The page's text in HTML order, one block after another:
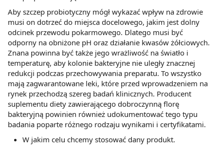
Aby szczep probiotyczny mógł wykazać wpływ na zdrowie
musi on dotrzeć do miejsca docelowego, jakim jest dolny
odcinek przewodu pokarmowego. Dlatego musi być
odporny na obniżone pH oraz działanie kwasów żółciowych.
Znana powinna być także jego wrażliwość na światło i
temperaturę, aby kolonie bakteryjne nie uległy znacznej
redukcji podczas przechowywania preparatu. To wszystko
mają zagwarantowane leki, które przed wprowadzeniem na
rynek przechodzą szereg badań klinicznych. Producent
suplementu diety zawierającego dobroczynną florę
bakteryjną powinien również udokumentować tego typu
badania poparte różnego rodzaju wynikami i certyfikatami.
W jakim celu chcemy stosować dany produkt.